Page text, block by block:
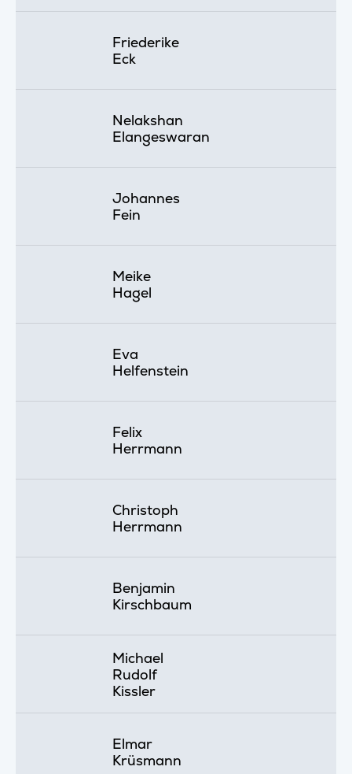
Friederike
Eck
Nelakshan
Elangeswaran
Johannes
Fein
Meike
Hagel
Eva
Helfenstein
Felix
Herrmann
Christoph
Herrmann
Benjamin
Kirschbaum
Michael
Rudolf
Kissler
Elmar
Krüsmann